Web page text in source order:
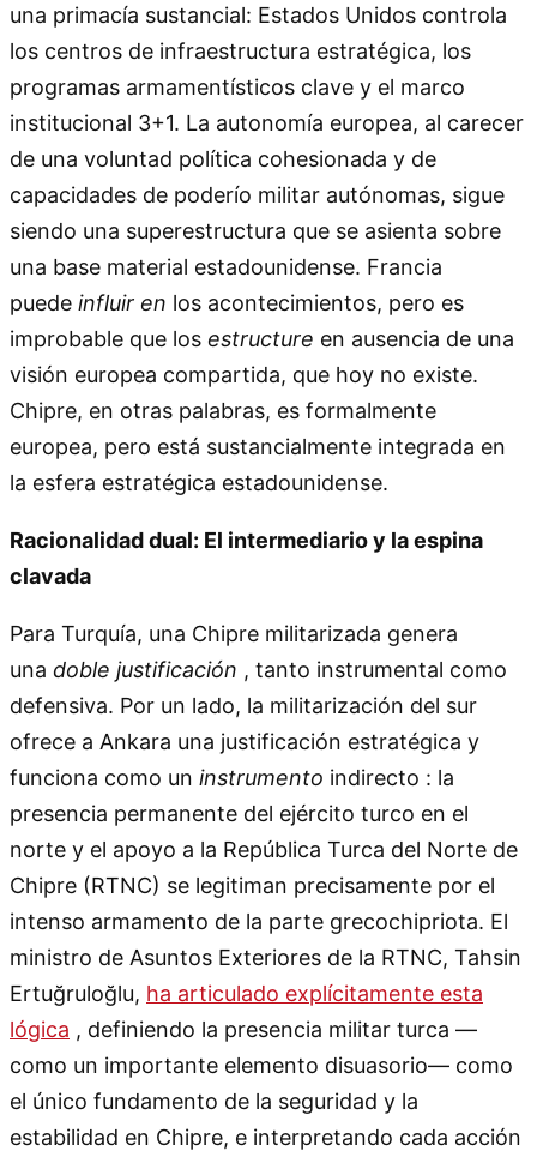
una primacía sustancial: Estados Unidos controla
los centros de infraestructura estratégica, los
programas armamentísticos clave y el marco
institucional 3+1. La autonomía europea, al carecer
de una voluntad política cohesionada y de
capacidades de poderío militar autónomas, sigue
siendo una superestructura que se asienta sobre
una base material estadounidense. Francia
puede influir en los acontecimientos, pero es
improbable que los estructure en ausencia de una
visión europea compartida, que hoy no existe.
Chipre, en otras palabras, es formalmente
europea, pero está sustancialmente integrada en
la esfera estratégica estadounidense.
Racionalidad dual: El intermediario y la espina
clavada
Para Turquía, una Chipre militarizada genera
una doble justificación , tanto instrumental como
defensiva. Por un lado, la militarización del sur
ofrece a Ankara una justificación estratégica y
funciona como un instrumento indirecto : la
presencia permanente del ejército turco en el
norte y el apoyo a la República Turca del Norte de
Chipre (RTNC) se legitiman precisamente por el
intenso armamento de la parte grecochipriota. El
ministro de Asuntos Exteriores de la RTNC, Tahsin
Ertuğruloğlu, ha articulado explícitamente esta
lógica , definiendo la presencia militar turca —
como un importante elemento disuasorio— como
el único fundamento de la seguridad y la
estabilidad en Chipre, e interpretando cada acción